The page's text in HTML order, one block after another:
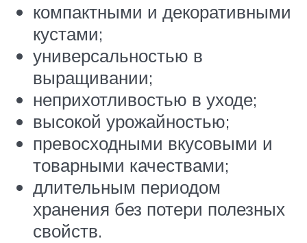
компактными и декоративными
кустами;
универсальностью в
выращивании;
неприхотливостью в уходе;
высокой урожайностью;
превосходными вкусовыми и
товарными качествами;
длительным периодом
хранения без потери полезных
свойств.